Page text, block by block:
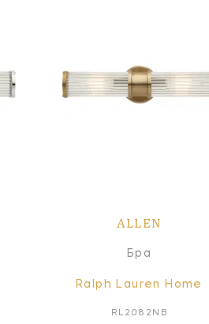
ALLEN
Бра
Ralph Lauren Home
RL2082NB